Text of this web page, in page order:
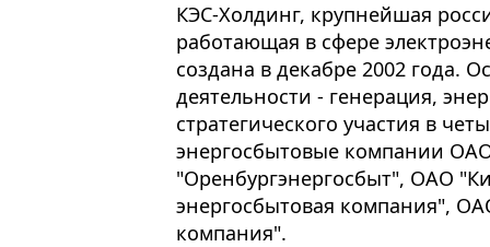
КЭС-Холдинг, крупнейшая
работающая в сфере
создана в декабре 2002 года.
деятельности - генерация,
стратегического участия в
энергосбытовые компании
"Оренбургэнергосбыт", ОАО
энергосбытовая компания",
компания".